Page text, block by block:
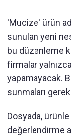
'Mucize' ürün
sunulan yeni
bu düzenleme
firmalar
yapamayacak.
sunmaları
Dosyada,
değerlendirme